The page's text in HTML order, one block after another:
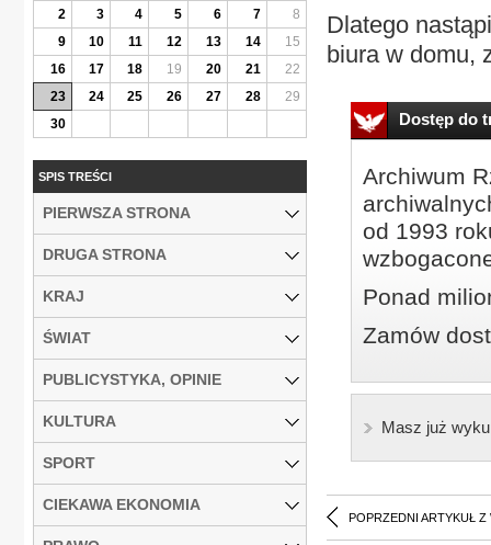
Dlatego
biura w domu,
Dostęp do
Archiwum
od 1993
Ponad
Zamów
Masz już
POPRZEDNI ARTYKUŁ Z
2
3 4 5 6 7
8
9
10 11 12 13 14
15
16
17 18 19 20 21
22
23
24 25 26 27 28
29
30
SPIS TREŚCI
PIERWSZA STRONA
DRUGA STRONA
KRAJ
ŚWIAT
PUBLICYSTYKA, OPINIE
KULTURA
SPORT
CIEKAWA EKONOMIA